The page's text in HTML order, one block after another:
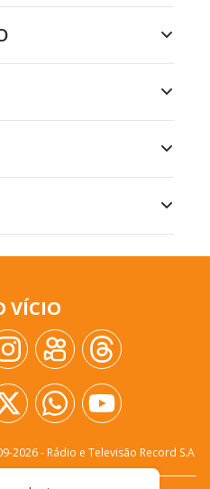
VÍCIO
2026- Rádio e Televisão Record S.A